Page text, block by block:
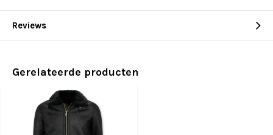
Reviews
Gerelateerde producten